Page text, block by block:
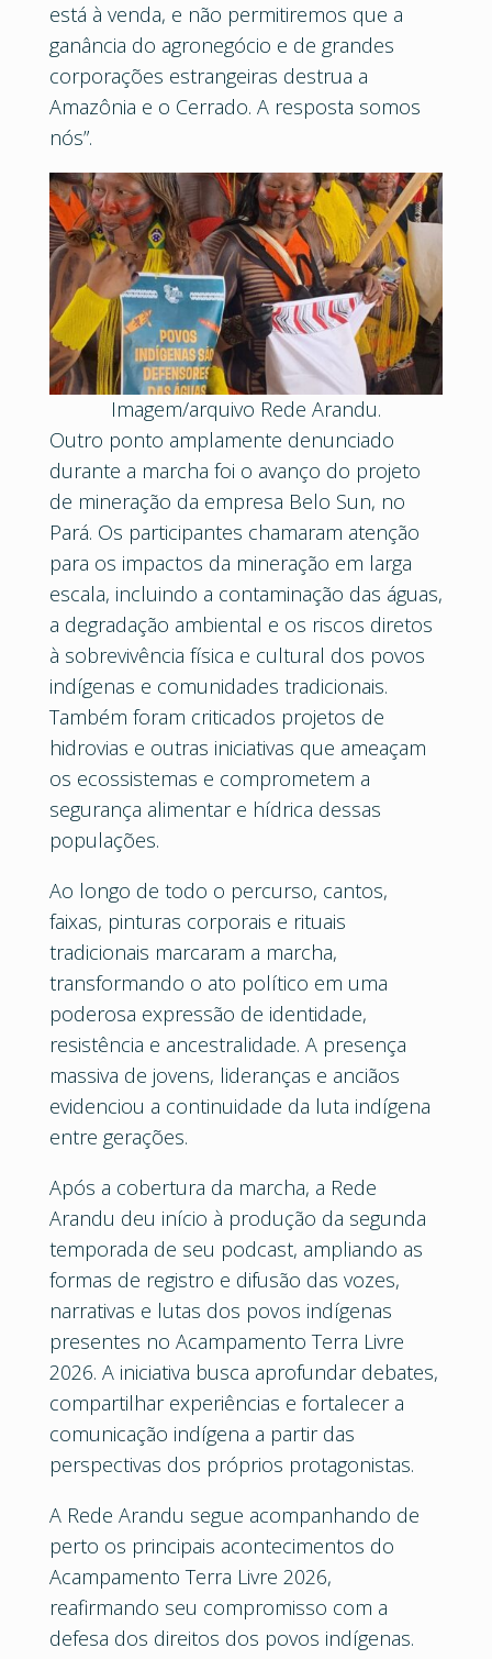
está à venda, e não permitiremos que a
ganância do agronegócio e de grandes
corporações estrangeiras destrua a
Amazônia e o Cerrado. A resposta somos
nós”.
Imagem/arquivo Rede Arandu.
Outro ponto amplamente denunciado
durante a marcha foi o avanço do projeto
de mineração da empresa Belo Sun, no
Pará. Os participantes chamaram atenção
para os impactos da mineração em larga
escala, incluindo a contaminação das águas,
a degradação ambiental e os riscos diretos
à sobrevivência física e cultural dos povos
indígenas e comunidades tradicionais.
Também foram criticados projetos de
hidrovias e outras iniciativas que ameaçam
os ecossistemas e comprometem a
segurança alimentar e hídrica dessas
populações.
Ao longo de todo o percurso, cantos,
faixas, pinturas corporais e rituais
tradicionais marcaram a marcha,
transformando o ato político em uma
poderosa expressão de identidade,
resistência e ancestralidade. A presença
massiva de jovens, lideranças e anciãos
evidenciou a continuidade da luta indígena
entre gerações.
Após a cobertura da marcha, a Rede
Arandu deu início à produção da segunda
temporada de seu podcast, ampliando as
formas de registro e difusão das vozes,
narrativas e lutas dos povos indígenas
presentes no Acampamento Terra Livre
2026. A iniciativa busca aprofundar debates,
compartilhar experiências e fortalecer a
comunicação indígena a partir das
perspectivas dos próprios protagonistas.
A Rede Arandu segue acompanhando de
perto os principais acontecimentos do
Acampamento Terra Livre 2026,
reafirmando seu compromisso com a
defesa dos direitos dos povos indígenas.